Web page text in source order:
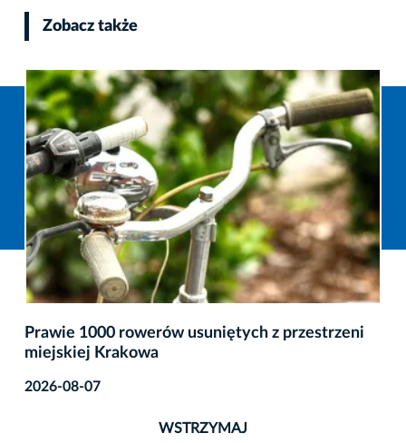
Zobacz także
Prawie 1000 rowerów usuniętych z przestrzeni
miejskiej Krakowa
2026-08-07
WSTRZYMAJ